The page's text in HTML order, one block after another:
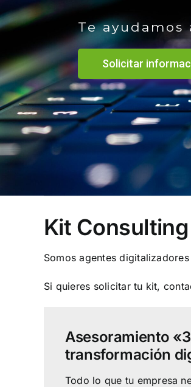
Te
Solicitar
Kit Consulting
Somos agentes
Si quieres solicitar tu kit,
Asesoramiento
transformación
Todo lo que tu empresa